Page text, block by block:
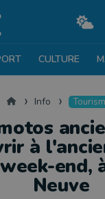
CULTURE
AccueilInfo
à
end,
Neuve